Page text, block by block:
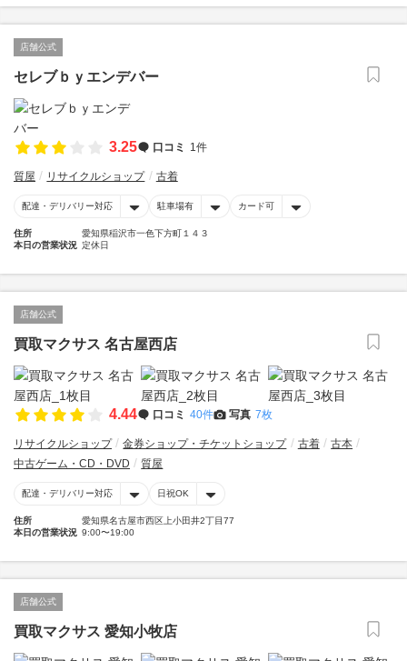
店舗公式
セレブｂｙエンデバー
3.25 口コミ 1件
質屋 リサイクルショップ 古着
配達・デリバリー対応 駐車場有 カード可
住所
愛知県稲沢市一色下方町１４３
本日の営業状況 定休日
店舗公式
買取マクサス 名古屋西店
4.44 口コミ 40件 写真 7枚
リサイクルショップ 金券ショップ・チケットショップ 古着
古本
中古ゲーム・CD・DVD
質屋
配達・デリバリー対応 日祝OK
住所
愛知県名古屋市西区上小田井2丁目77
本日の営業状況 9:00〜19:00
店舗公式
買取マクサス 愛知小牧店